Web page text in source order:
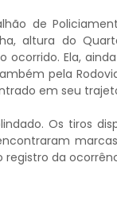
de
altura do
ocorrido. Ela,
pela
em seu
Os tiros
registro da